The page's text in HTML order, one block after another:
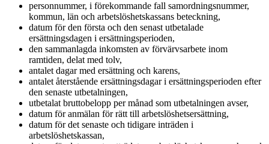
personnummer, i förekommande fall samordningsnummer,
kommun, län och arbetslöshetskassans beteckning,
datum för den första och den senast utbetalade
ersättningsdagen i ersättningsperioden,
den sammanlagda inkomsten av förvärvsarbete inom
ramtiden, delat med tolv,
antalet dagar med ersättning och karens,
antalet återstående ersättningsdagar i ersättningsperioden efter
den senaste utbetalningen,
utbetalat bruttobelopp per månad som utbetalningen avser,
datum för anmälan för rätt till arbetslöshetsersättning,
datum för det senaste och tidigare inträden i
arbetslöshetskassan,